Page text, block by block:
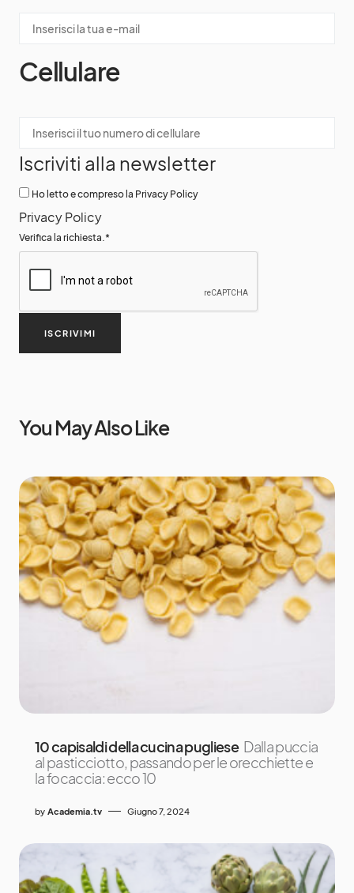
Cellulare
Iscriviti alla newsletter
Ho letto e compreso la Privacy Policy
Privacy Policy
Verifica la richiesta.*
ISCRIVIMI
You May Also Like
10 capisaldi della cucina pugliese Dalla puccia
al pasticciotto, passando per le orecchiette e
la focaccia: ecco 10
by Academia.tv Giugno 7, 2024